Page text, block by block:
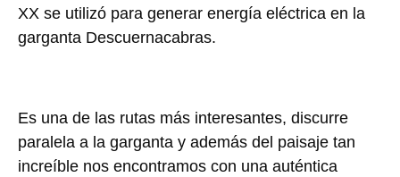
XX se utilizó para generar energía eléctrica en la
garganta Descuernacabras.
Es una de las rutas más interesantes, discurre
paralela a la garganta y además del paisaje tan
increíble nos encontramos con una auténtica